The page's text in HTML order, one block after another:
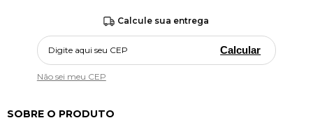
Calcule sua entrega
Calcular
Não sei meu CEP
SOBRE O PRODUTO